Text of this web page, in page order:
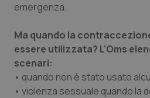
Quotidiano Pediatria
Rene & patologie
emergenza.
Ma quando la
essere utilizzata? L'Oms
scenari:
• quando non è stato usato
• violenza sessuale quando la